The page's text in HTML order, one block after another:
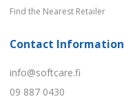
Find the Nearest Retailer
Contact Information
info@softcare.fi
09 887 0430